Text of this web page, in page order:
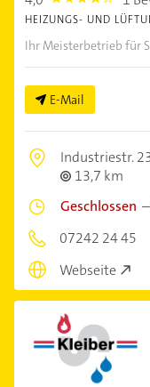
HEIZUNGS- UND
Ihr Meisterbetrieb für
E-Mail
Industriestr.
13,7 km
Geschlossen –
07242 24 45
Webseite